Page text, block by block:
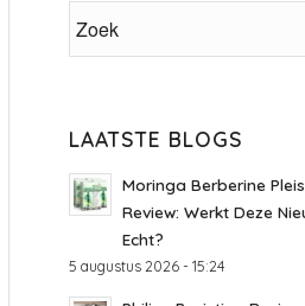
LAATSTE BLOGS
Moringa Berberine
Review: Werkt Deze
Echt?
5 augustus 2026 - 15:24